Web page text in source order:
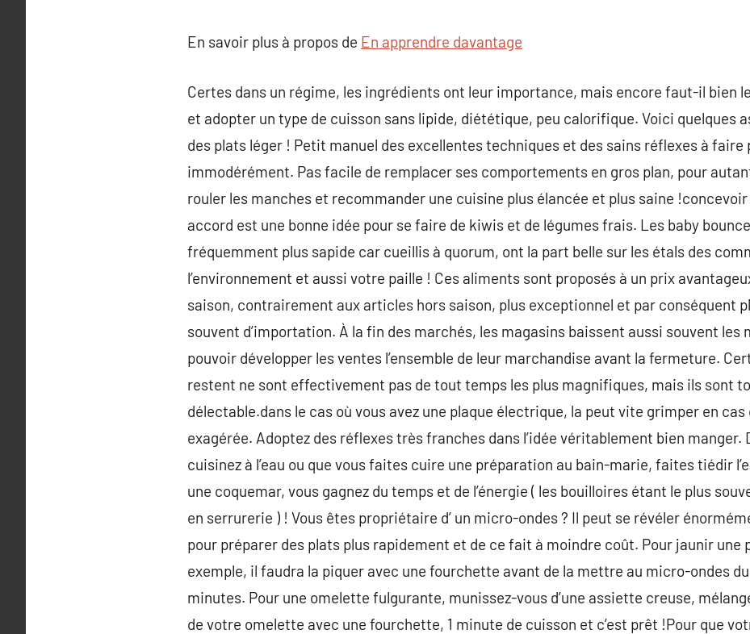
En savoir plus à propos de En apprendre davantage
Certes dans un régime, les ingrédients ont leur importance, mais encore faut-il bien
et adopter un type de cuisson sans lipide, diététique, peu calorifique. Voici quelques
des plats léger ! Petit manuel des excellentes techniques et des sains réflexes à faire
immodérément. Pas facile de remplacer ses comportements en gros plan, pour
rouler les manches et recommander une cuisine plus élancée et plus saine
accord est une bonne idée pour se faire de kiwis et de légumes frais. Les baby
fréquemment plus sapide car cueillis à quorum, ont la part belle sur les étals des
l’environnement et aussi votre paille ! Ces aliments sont proposés à un prix
saison, contrairement aux articles hors saison, plus exceptionnel et par conséquent
souvent d’importation. À la fin des marchés, les magasins baissent aussi souvent les
pouvoir développer les ventes l’ensemble de leur marchandise avant la fermeture.
restent ne sont effectivement pas de tout temps les plus magnifiques, mais ils sont
délectable.dans le cas où vous avez une plaque électrique, la peut vite grimper en
exagérée. Adoptez des réflexes très franches dans l’idée véritablement bien manger.
cuisinez à l’eau ou que vous faites cuire une préparation au bain-marie, faites tiédir
une coquemar, vous gagnez du temps et de l’énergie ( les bouilloires étant le plus
en serrurerie ) ! Vous êtes propriétaire d’ un micro-ondes ? Il peut se révéler
pour préparer des plats plus rapidement et de ce fait à moindre coût. Pour jaunir une
exemple, il faudra la piquer avec une fourchette avant de la mettre au micro-ondes
minutes. Pour une omelette fulgurante, munissez-vous d’une assiette creuse,
de votre omelette avec une fourchette, 1 minute de cuisson et c’est prêt !Pour que